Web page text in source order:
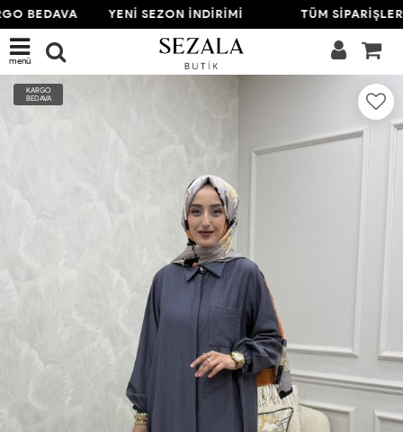
BEDAVA YENİ SEZON İNDİRİMİ TÜM
menü
KARGO
BEDAVA